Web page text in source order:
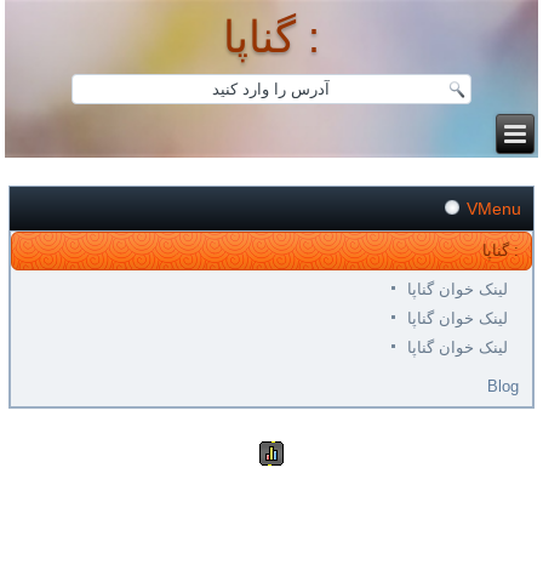
گناپا :
VMenu
گناپا :
لینک خوان گناپا
لینک خوان گناپا
لینک خوان گناپا
Blog